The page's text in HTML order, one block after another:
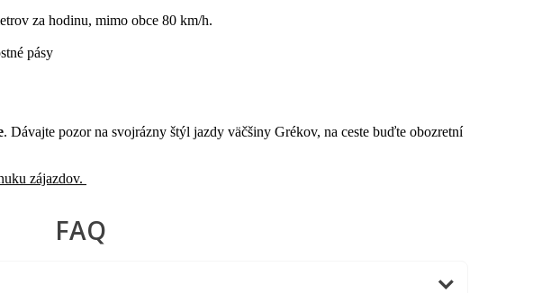
za hodinu, mimo obce 80 km/h.
pásy
. Dávajte pozor na svojrázny štýl jazdy väčšiny Grékov, na ceste buďte obozretní
zájazdov.
FAQ